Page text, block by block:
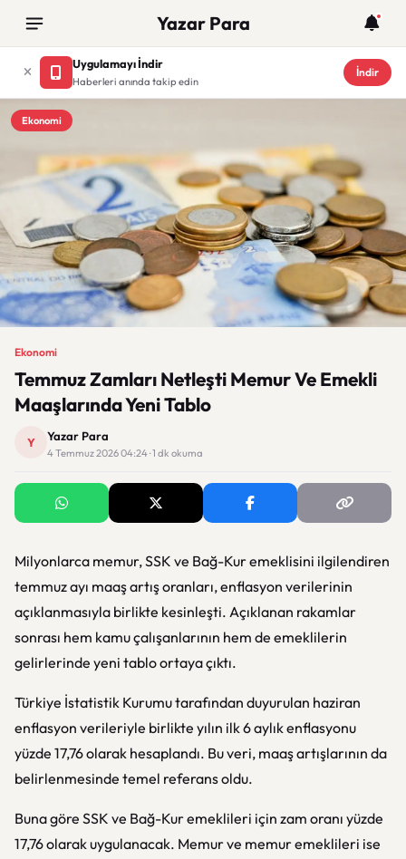
Yazar Para
Uygulamayı İndir
Haberleri anında takip edin
İndir
Ekonomi
Ekonomi
Temmuz Zamları Netleşti Memur Ve Emekli
Maaşlarında Yeni Tablo
Y Yazar Para
4 Temmuz 2026 04:24 · 1 dk okuma
Milyonlarca memur, SSK ve Bağ-Kur emeklisini ilgilendiren
temmuz ayı maaş artış oranları, enflasyon verilerinin
açıklanmasıyla birlikte kesinleşti. Açıklanan rakamlar
sonrası hem kamu çalışanlarının hem de emeklilerin
gelirlerinde yeni tablo ortaya çıktı.
Türkiye İstatistik Kurumutarafından duyurulan haziran
enflasyon verileriyle birlikte yılın ilk 6 aylık enflasyonu
yüzde 17,76 olarak hesaplandı. Bu veri, maaş artışlarının da
belirlenmesinde temel referans oldu.
Buna göre SSK ve Bağ-Kur emeklileri için zam oranı yüzde
17,76 olarak uygulanacak. Memur ve memur emeklileri ise